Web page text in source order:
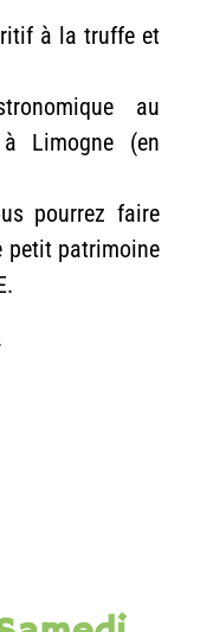
à la truffe et
au
Limogne (en
pourrez faire
petit patrimoine